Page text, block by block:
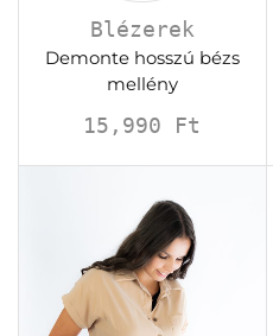
Blézerek
Demonte hosszú bézs
mellény
15,990 Ft